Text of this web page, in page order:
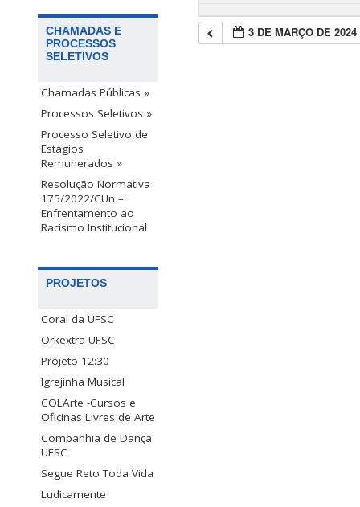
CHAMADAS E
PROCESSOS
SELETIVOS
Chamadas Públicas »
Processos Seletivos »
Processo Seletivo de
Estágios
Remunerados »
Resolução Normativa
175/2022/CUn –
Enfrentamento ao
Racismo Institucional
PROJETOS
Coral da UFSC
Orkextra UFSC
Projeto 12:30
Igrejinha Musical
COLArte -Cursos e
Oficinas Livres de Arte
Companhia de Dança
UFSC
Segue Reto Toda Vida
Ludicamente
3 DE MARÇO DE 2024